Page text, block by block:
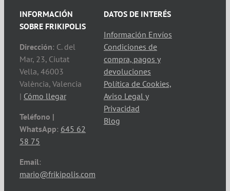
INFORMACIÓN
SOBRE FRIKIPOLIS
Dirección: C. del
Mar, 23, Ciutat
Vella, 46003
València, Valencia
| Cómo llegar
Teléfono |
WhatsApp: 645 62
58 75
Email:
mario@frikipolis.com
DATOS DE INTERÉS
Información Envíos
Condiciones de
compra, pagos y
devoluciones
Política de Cookies,
Aviso Legal y
Privacidad
Blog